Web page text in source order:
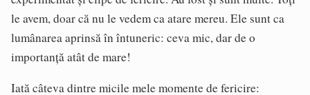
le avem, doar că nu le vedem ca atare mereu. Ele sunt ca
lumânarea aprinsă în întuneric: ceva mic, dar de o
importanță atât de mare!
Iată câteva dintre micile mele momente de fericire: